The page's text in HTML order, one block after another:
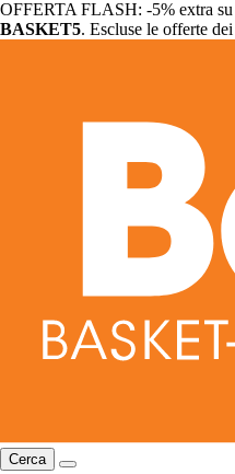
OFFERTA FLASH: -5% extra
BASKET5. Escluse le offerte
Cerca